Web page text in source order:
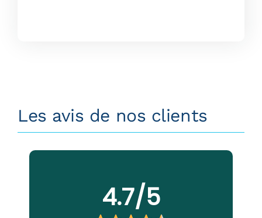
Les avis de nos clients